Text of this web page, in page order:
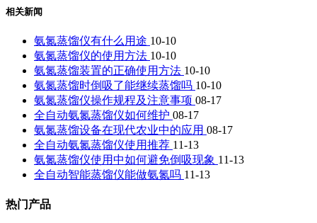
相关新闻
氨氮蒸馏仪有什么用途 10-10
氨氮蒸馏仪的使用方法 10-10
氨氮蒸馏装置的正确使用方法 10-10
氨氮蒸馏时倒吸了能继续蒸馏吗 10-10
氨氮蒸馏仪操作规程及注意事项 08-17
全自动氨氮蒸馏仪如何维护 08-17
氨氮蒸馏设备在现代农业中的应用 08-17
全自动氨氮蒸馏仪使用推荐 11-13
氨氮蒸馏仪使用中如何避免倒吸现象 11-13
全自动智能蒸馏仪能做氨氮吗 11-13
热门产品